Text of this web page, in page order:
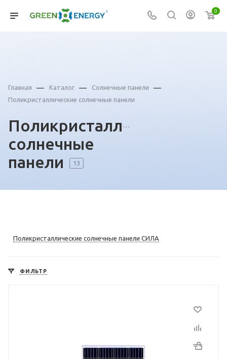
0
Главная — Каталог — Солнечные панели —
Поликристаллические солнечные панели
Поликристаллические
солнечные
панели
13
Поликристаллические солнечные панели СИЛА
ФИЛЬТР